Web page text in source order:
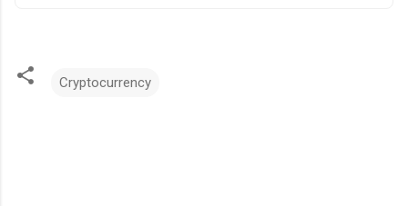
Cryptocurrency